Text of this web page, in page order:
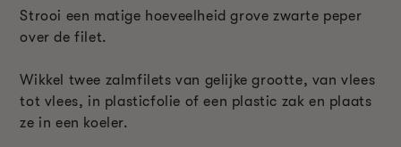
Strooi een matige hoeveelheid grove zwarte peper
over de filet.
Wikkel twee zalmfilets van gelijke grootte, van vlees
tot vlees, in plasticfolie of een plastic zak en plaats
ze in een koeler.